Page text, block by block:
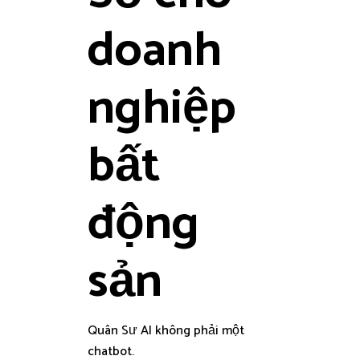
doanh
nghiệp
bất
động
sản
Quân Sư AI không phải một
chatbot.